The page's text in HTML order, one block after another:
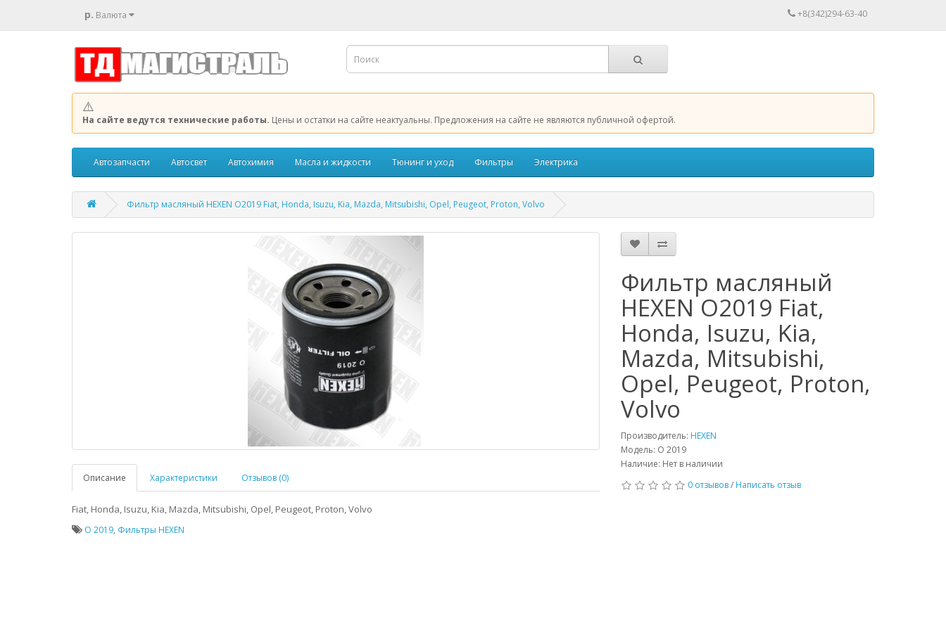
р. Валюта +8(342)294-63-40
⚠️
На сайте ведутся технические работы. Цены и остатки на сайте неактуальны. Предложения на сайте не являются публичной офертой.
Автозапчасти Автосвет Автохимия Масла и жидкости Тюнинг и уход Фильтры Электрика
Фильтр масляный HEXEN O2019 Fiat, Honda, Isuzu, Kia, Mazda, Mitsubishi, Opel, Peugeot, Proton, Volvo
Описание Характеристики Отзывов (0)
Fiat, Honda, Isuzu, Kia, Mazda, Mitsubishi, Opel, Peugeot, Proton, Volvo
Фильтр масляный
HEXEN O2019 Fiat,
Honda, Isuzu, Kia,
Mazda, Mitsubishi,
Opel, Peugeot, Proton,
Volvo
Производитель: HEXEN
Модель: O 2019
Наличие: Нет в наличии
0 отзывов/ Написать отзыв
O 2019, Фильтры HEXEN